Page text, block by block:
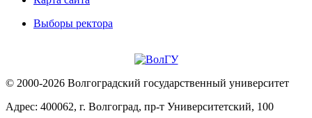
Выборы ректора
© 2000-2026 Волгоградский государственный университет
Адрес: 400062, г. Волгоград, пр-т Университетский, 100